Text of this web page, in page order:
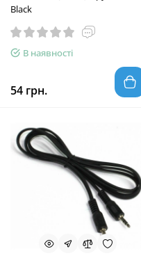
Black
В наявності
54 грн.